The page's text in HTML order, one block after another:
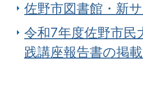
佐野市図書館・新
令和7年度佐野市民
践講座報告書の掲